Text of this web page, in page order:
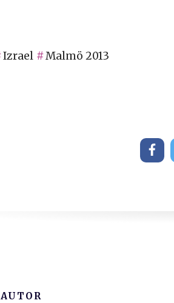
Izrael Malmö 2013
AUTOR